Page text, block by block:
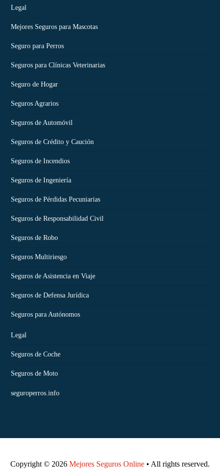
Legal
Mejores Seguros para Mascotas
Seguro para Perros
Seguros para Clínicas Veterinarias
Seguro de Hogar
Seguros Agrarios
Seguros de Automóvil
Seguros de Crédito y Caución
Seguros de Incendios
Seguros de Ingeniería
Seguros de Pérdidas Pecuniarias
Seguros de Responsabilidad Civil
Seguros de Robo
Seguros Multiriesgo
Seguros de Asistencia en Viaje
Seguros de Defensa Jurídica
Seguros para Autónomos
Legal
Seguros de Coche
Seguros de Moto
seguroperros.info
Copyright © 2026 Mejores Seguros Online • All rights reserved.